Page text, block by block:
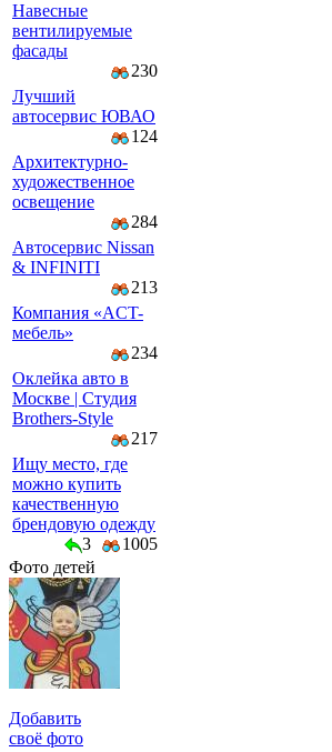
Навесные
вентилируемые
фасады
230
Лучший
автосервис ЮВАО
124
Архитектурно-
художественное
освещение
284
Автосервис Nissan
& INFINITI
213
Компaния «AСT-
мeбeль»
234
Оклейка авто в
Москве | Студия
Brothers-Style
217
Ищу место, где
можно купить
качественную
брендовую одежду
3
1005
Фото детей
Добавить
своё фото